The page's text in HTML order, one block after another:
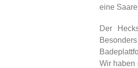
eine
Der
Wir haben